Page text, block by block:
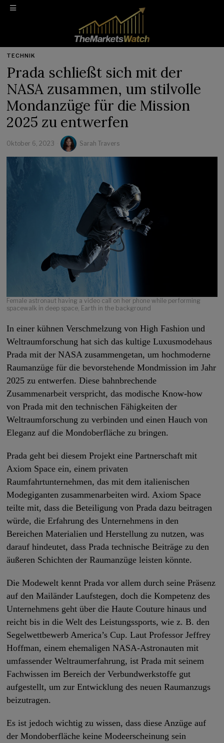
TECHNIK
Prada schließt sich mit der
NASA zusammen, um stilvolle
Mondanzüge für die Mission
2025 zu entwerfen
Oktober 6, 2023 Sarah Travers
Female astronaut having a video call on her phone while performing
spacewalk in deep space, Earth in the background
In einer kühnen Verschmelzung von High Fashion und
Weltraumforschung hat sich das kultige Luxusmodehaus
Prada mit der NASA zusammengetan, um hochmoderne
Raumanzüge für die bevorstehende Mondmission im Jahr
2025 zu entwerfen. Diese bahnbrechende
Zusammenarbeit verspricht, das modische Know-how
von Prada mit den technischen Fähigkeiten der
Weltraumforschung zu verbinden und einen Hauch von
Eleganz auf die Mondoberfläche zu bringen.
Prada geht bei diesem Projekt eine Partnerschaft mit
Axiom Space ein, einem privaten
Raumfahrtunternehmen, das mit dem italienischen
Modegiganten zusammenarbeiten wird. Axiom Space
teilte mit, dass die Beteiligung von Prada dazu beitragen
würde, die Erfahrung des Unternehmens in den
Bereichen Materialien und Herstellung zu nutzen, was
darauf hindeutet, dass Prada technische Beiträge zu den
äußeren Schichten der Raumanzüge leisten könnte.
Die Modewelt kennt Prada vor allem durch seine Präsenz
auf den Mailänder Laufstegen, doch die Kompetenz des
Unternehmens geht über die Haute Couture hinaus und
reicht bis in die Welt des Leistungssports, wie z. B. den
Segelwettbewerb America’s Cup. Laut Professor Jeffrey
Hoffman, einem ehemaligen NASA-Astronauten mit
umfassender Weltraumerfahrung, ist Prada mit seinem
Fachwissen im Bereich der Verbundwerkstoffe gut
aufgestellt, um zur Entwicklung des neuen Raumanzugs
beizutragen.
Es ist jedoch wichtig zu wissen, dass diese Anzüge auf
der Mondoberfläche keine Modeerscheinung sein